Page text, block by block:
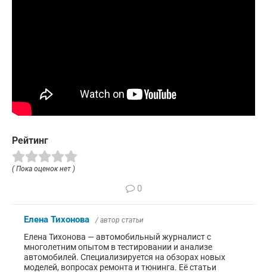
Рейтинг
( Пока оценок нет )
0
Елена Тихонова / автор статьи
Елена Тихонова — автомобильный журналист с
многолетним опытом в тестировании и анализе
автомобилей. Специализируется на обзорах новых
моделей, вопросах ремонта и тюнинга. Её статьи